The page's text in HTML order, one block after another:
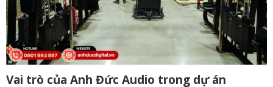
Vai trò của Anh Đức Audio trong dự án